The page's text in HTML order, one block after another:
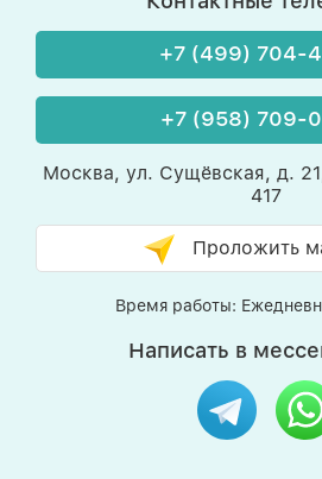
+7 (499) 704-
+7 (958) 709-
Москва, ул. Сущёвская, д.
417
Проложить
Время работы:
Написать в